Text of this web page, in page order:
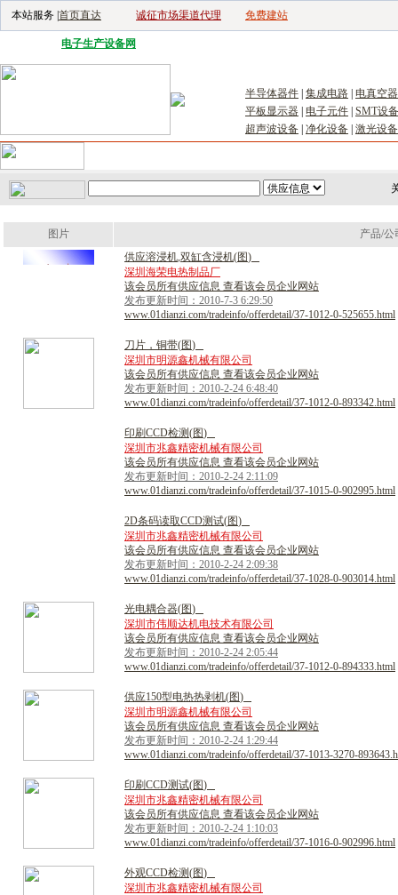
本站服务 | 首页直达 诚征市场渠道代理 免费建站
电子生产设备网
半导体器件 集成电路
电真空
平板显示器
电子元件 SMT设备
超声波设备 净化设备 激光设备
图片
产品/公
供应溶浸机,双缸含浸机(图)
深圳海荣电热制品厂
该会员所有供应信息 查看该会员企业网站
发布更新时间：2010-7-3 6:29:50
www.01dianzi.com/tradeinfo/offerdetail/37-1012-0-525655.html
刀 片 ， 铜带(图)
深圳市明源鑫机械有限公司
该会员所有供应信息 查看该会员企业网站
发布更新时间：2010-2-24 6:48:40
www.01dianzi.com/tradeinfo/offerdetail/37-1012-0-893342.html
印刷CCD检测(图)
深圳市兆鑫精密机械有限公司
该会员所有供应信息 查看该会员企业网站
发布更新时间：2010-2-24 2:11:09
www.01dianzi.com/tradeinfo/offerdetail/37-1015-0-902995.html
2D条码读取CCD测试(图)
深圳市兆鑫精密机械有限公司
该会员所有供应信息 查看该会员企业网站
发布更新时间：2010-2-24 2:09:38
www.01dianzi.com/tradeinfo/offerdetail/37-1028-0-903014.html
光电耦合器(图)
深圳市伟顺达机电技术有限公司
该会员所有供应信息 查看该会员企业网站
发布更新时间：2010-2-24 2:05:44
www.01dianzi.com/tradeinfo/offerdetail/37-1012-0-894333.html
供应150型电热热剥机(图)
深圳市明源鑫机械有限公司
该会员所有供应信息 查看该会员企业网站
发布更新时间：2010-2-24 1:29:44
www.01dianzi.com/tradeinfo/offerdetail/37-1013-3270-
印刷CCD测试(图)
深圳市兆鑫精密机械有限公司
该会员所有供应信息 查看该会员企业网站
发布更新时间：2010-2-24 1:10:03
www.01dianzi.com/tradeinfo/offerdetail/37-1016-0-902996.html
外观CCD检测(图)
深圳市兆鑫精密机械有限公司